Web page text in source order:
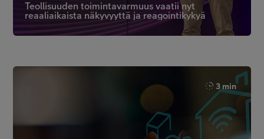
Teollisuuden toimintavarmuus vaatii nyt
reaaliaikaista näkyvyyttä ja reagointikykyä
3 min